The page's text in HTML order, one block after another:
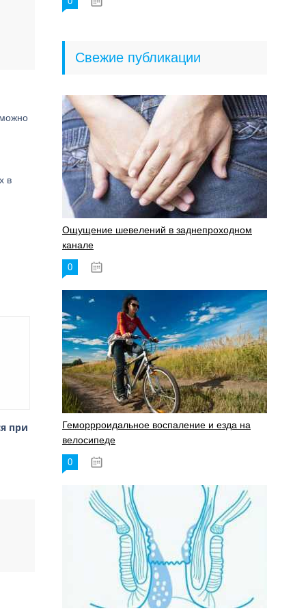
в
при
Свежие публикации
Ощущение шевелений в заднепроходном
канале
0
Геморрроидальное воспаление и езда на
велосипеде
0